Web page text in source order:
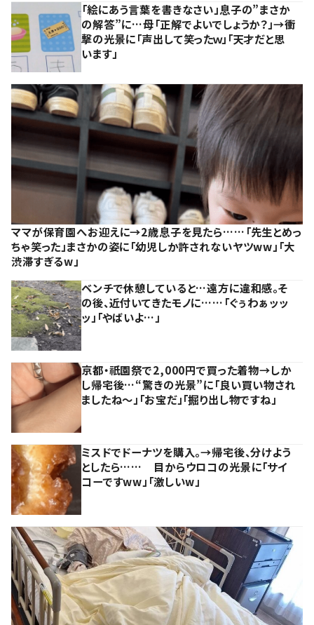
「絵にあう言葉を書きなさい」息子の”まさか
の解答”に…母「正解でよいでしょうか？」→衝
撃の光景に「声出して笑ったｗ」「天才だと思
います」
ママが保育園へお迎えに→2歳息子を見たら……「先生とめっ
ちゃ笑った」まさかの姿に「幼児しか許されないヤツww」「大
渋滞すぎるw」
ベンチで休憩していると…遠方に違和感。そ
の後、近付いてきたモノに……「ぐぅわぁッッ
ッ」「やばいよ…」
京都・祇園祭で2,000円で買った着物→しか
し帰宅後…“驚きの光景”に「良い買い物され
ましたね～」「お宝だ」「掘り出し物ですね」
ミスドでドーナツを購入。→帰宅後、分けよう
としたら…… 目からウロコの光景に「サイ
コーですww」「激しいw」